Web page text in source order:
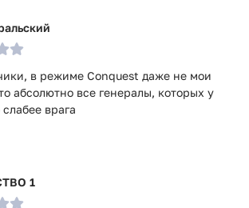
в режиме Conquest даже не мои
абсолютно все генералы, которых у
врага
1